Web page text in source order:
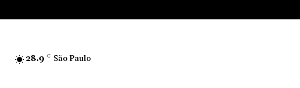
28.9 C São Paulo